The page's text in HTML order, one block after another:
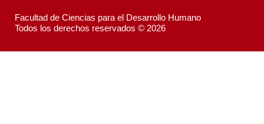
Facultad de Ciencias para el Desarrollo Humano
Todos los derechos reservados © 2026